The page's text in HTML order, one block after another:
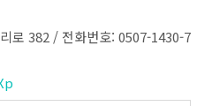
로 382 / 전화번호: 0507-1430-7